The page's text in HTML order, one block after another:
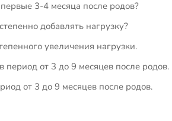
3-4 месяца после родов?
добавлять нагрузку?
увеличения нагрузки.
от 3 до 9 месяцев после родов.
от 3 до 9 месяцев после родов.